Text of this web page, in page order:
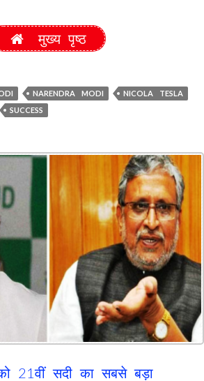
मुख्य पृष्ठ
NARENDRA MODI
NICOLA TESLA
SUCCESS
21वीं सदी का सबसे बड़ा